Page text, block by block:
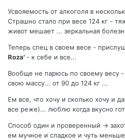
Усвояемость от алкоголя в
Страшно стало при весе 124 кг -
живот мешает ... зеркальная
Теперь спец в своем весе -
Roza' - к себе и все...
Вообще не парюсь по своему весу
свою массу... от 90 до 124 кг ...
Ем все, что хочу и сколько хочу и
все реже)... люблю когда вкусно
Способ один и проверенный ->
ем мучное и сладкое и чуть